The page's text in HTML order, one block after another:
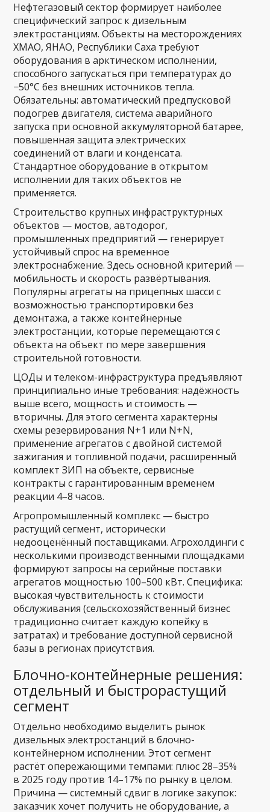
Нефтегазовый сектор формирует наиболее
специфический запрос к дизельным
электростанциям. Объекты на месторождениях
ХМАО, ЯНАО, Республики Саха требуют
оборудования в арктическом исполнении,
способного запускаться при температурах до
−50°C без внешних источников тепла.
Обязательны: автоматический предпусковой
подогрев двигателя, система аварийного
запуска при основной аккумуляторной батарее,
повышенная защита электрических
соединений от влаги и конденсата.
Стандартное оборудование в открытом
исполнении для таких объектов не
применяется.
Строительство крупных инфраструктурных
объектов — мостов, автодорог,
промышленных предприятий — генерирует
устойчивый спрос на временное
электроснабжение. Здесь основной критерий —
мобильность и скорость развёртывания.
Популярны агрегаты на прицепных шасси с
возможностью транспортировки без
демонтажа, а также контейнерные
электростанции, которые перемещаются с
объекта на объект по мере завершения
строительной готовности.
ЦОДы и телеком-инфраструктура предъявляют
принципиально иные требования: надёжность
выше всего, мощность и стоимость —
вторичны. Для этого сегмента характерны
схемы резервирования N+1 или N+N,
применение агрегатов с двойной системой
зажигания и топливной подачи, расширенный
комплект ЗИП на объекте, сервисные
контракты с гарантированным временем
реакции 4–8 часов.
Агропромышленный комплекс — быстро
растущий сегмент, исторически
недооценённый поставщиками. Агрохолдинги с
несколькими производственными площадками
формируют запросы на серийные поставки
агрегатов мощностью 100–500 кВт. Специфика:
высокая чувствительность к стоимости
обслуживания (сельскохозяйственный бизнес
традиционно считает каждую копейку в
затратах) и требование доступной сервисной
базы в регионах присутствия.
Блочно-контейнерные решения:
отдельный и быстрорастущий
сегмент
Отдельно необходимо выделить рынок
дизельных электростанций в блочно-
контейнерном исполнении. Этот сегмент
растёт опережающими темпами: плюс 28–35%
в 2025 году против 14–17% по рынку в целом.
Причина — системный сдвиг в логике закупок:
заказчик хочет получить не оборудование, а